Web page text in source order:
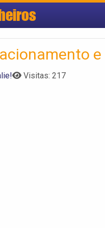
Visitas: 217